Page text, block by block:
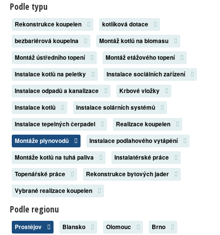
Podle typu
Rekonstrukce koupelen
kotlíková dotace
bezbariérová koupelna
Montáž kotlů na biomasu
Montáž ústředního topení
Montáž etážového topení
Instalace kotlů na peletky
Instalace sociálních zařízení
Instalace odpadů a kanalizace
Krbové vložky
Instalace kotlů
Instalace solárních systémů
Instalace tepelných čerpadel
Realizace koupelen
Montáže plynovodů
Instalace podlahového vytápění
Montáže kotlů na tuhá paliva
Instalatérské práce
Topenářské práce
Rekonstrukce bytových jader
Vybrané realizace koupelen
Podle regionu
Prostějov Blansko Olomouc
Brno